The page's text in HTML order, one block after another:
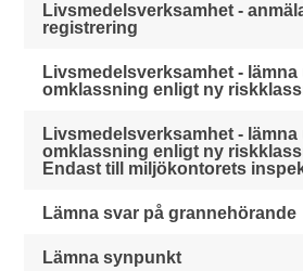
Livsmedelsverksamhet -
registrering
Livsmedelsverksamhet -
omklassning enligt ny
Livsmedelsverksamhet -
omklassning enligt ny
Endast till miljökontorets
Lämna svar på grannehörande
Lämna synpunkt